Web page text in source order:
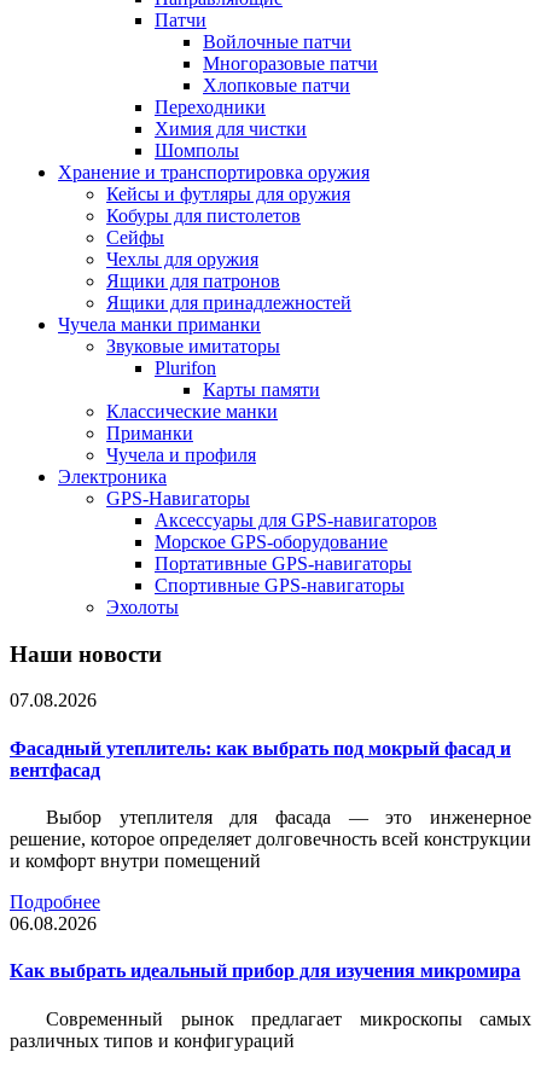
Патчи
Войлочные патчи
Многоразовые патчи
Хлопковые патчи
Переходники
Химия для чистки
Шомполы
Хранение и транспортировка оружия
Кейсы и футляры для оружия
Кобуры для пистолетов
Сейфы
Чехлы для оружия
Ящики для патронов
Ящики для принадлежностей
Чучела манки приманки
Звуковые имитаторы
Plurifon
Карты памяти
Классические манки
Приманки
Чучела и профиля
Электроника
GPS-Навигаторы
Аксессуары для GPS-навигаторов
Морское GPS-оборудование
Портативные GPS-навигаторы
Спортивные GPS-навигаторы
Эхолоты
Наши новости
07.08.2026
Фасадный утеплитель: как выбрать под мокрый фасад и
вентфасад
Выбор утеплителя для фасада — это инженерное
решение, которое определяет долговечность всей конструкции
и комфорт внутри помещений
Подробнее
06.08.2026
Как выбрать идеальный прибор для изучения микромира
Современный рынок предлагает микроскопы самых
различных типов и конфигураций